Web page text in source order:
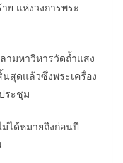
ย แห่งวงการพระ
มหาวิหารวัดถ้ำแสง
สุดแล้วซึ่งพระเครื่อง
ระชุม
ได้หมายถึงก่อนปี